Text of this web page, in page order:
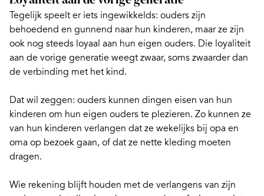
Tegelijk speelt er iets ingewikkelds: ouders zijn
behoedend en gunnend naar hun kinderen, maar ze zijn
ook nog steeds loyaal aan hun eigen ouders. Die loyaliteit
aan de vorige generatie weegt zwaar, soms zwaarder dan
de verbinding met het kind.
Dat wil zeggen: ouders kunnen dingen eisen van hun
kinderen om hun eigen ouders te plezieren. Zo kunnen ze
van hun kinderen verlangen dat ze wekelijks bij opa en
oma op bezoek gaan, of dat ze nette kleding moeten
dragen.
Wie rekening blijft houden met de verlangens van zijn